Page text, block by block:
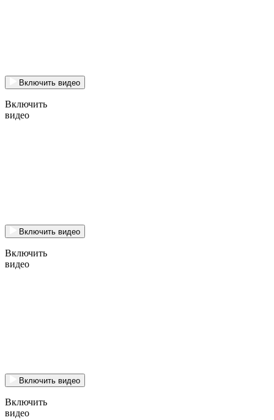
Включить видео
Включить
видео
Включить видео
Включить
видео
Включить видео
Включить
видео